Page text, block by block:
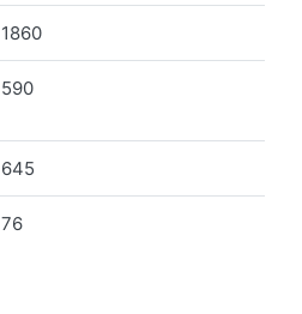
1860
590
645
76